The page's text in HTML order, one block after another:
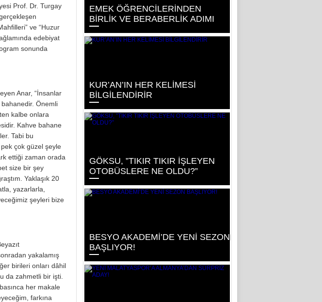
Prof. Dr. Turgay
ve “Huzur
edebiyat
sonunda
Anar, “İnsanlar
Önemli
kalbe onlara
Kahve bahane
Tabi bu
çok güzel şeyle
ettiği zaman orada
size bir şey
Yaklaşık 20
yazarlarla,
şeyleri bize
yakalamış
birileri onları dâhil
da zahmetli bir işti.
her makale
farkına
EMEK ÖĞRENCİLERİNDEN
BİRLİK VE BERABERLİK ADIMI
KUR’AN’IN HER KELİMESİ
BİLGİLENDİRİR
GÖKSU, ”TIKIR TIKIR İŞLEYEN
OTOBÜSLERE NE OLDU?”
BESYO AKADEMİ’DE YENİ SEZON
BAŞLIYOR!